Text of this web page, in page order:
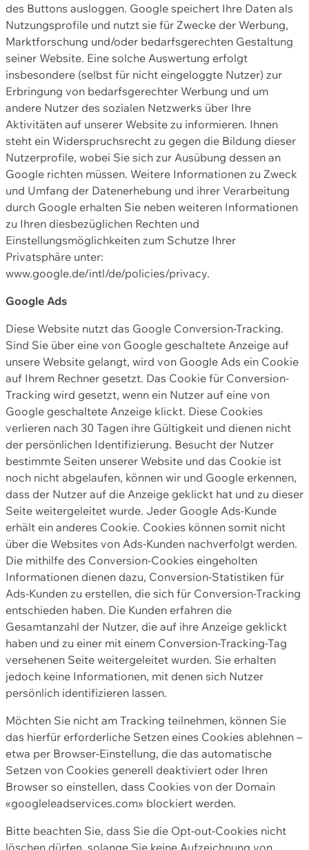
des Buttons ausloggen. Google speichert Ihre Daten als
Nutzungsprofile und nutzt sie für Zwecke der Werbung,
Marktforschung und/oder bedarfsgerechten Gestaltung
seiner Website. Eine solche Auswertung erfolgt
insbesondere (selbst für nicht eingeloggte Nutzer) zur
Erbringung von bedarfsgerechter Werbung und um
andere Nutzer des sozialen Netzwerks über Ihre
Aktivitäten auf unserer Website zu informieren. Ihnen
steht ein Widerspruchsrecht zu gegen die Bildung dieser
Nutzerprofile, wobei Sie sich zur Ausübung dessen an
Google richten müssen. Weitere Informationen zu Zweck
und Umfang der Datenerhebung und ihrer Verarbeitung
durch Google erhalten Sie neben weiteren Informationen
zu Ihren diesbezüglichen Rechten und
Einstellungsmöglichkeiten zum Schutze Ihrer
Privatsphäre unter:
www.google.de/intl/de/policies/privacy.
Google Ads
Diese Website nutzt das Google Conversion-Tracking.
Sind Sie über eine von Google geschaltete Anzeige auf
unsere Website gelangt, wird von Google Ads ein Cookie
auf Ihrem Rechner gesetzt. Das Cookie für Conversion-
Tracking wird gesetzt, wenn ein Nutzer auf eine von
Google geschaltete Anzeige klickt. Diese Cookies
verlieren nach 30 Tagen ihre Gültigkeit und dienen nicht
der persönlichen Identifizierung. Besucht der Nutzer
bestimmte Seiten unserer Website und das Cookie ist
noch nicht abgelaufen, können wir und Google erkennen,
dass der Nutzer auf die Anzeige geklickt hat und zu dieser
Seite weitergeleitet wurde. Jeder Google Ads-Kunde
erhält ein anderes Cookie. Cookies können somit nicht
über die Websites von Ads-Kunden nachverfolgt werden.
Die mithilfe des Conversion-Cookies eingeholten
Informationen dienen dazu, Conversion-Statistiken für
Ads-Kunden zu erstellen, die sich für Conversion-Tracking
entschieden haben. Die Kunden erfahren die
Gesamtanzahl der Nutzer, die auf ihre Anzeige geklickt
haben und zu einer mit einem Conversion-Tracking-Tag
versehenen Seite weitergeleitet wurden. Sie erhalten
jedoch keine Informationen, mit denen sich Nutzer
persönlich identifizieren lassen.
Möchten Sie nicht am Tracking teilnehmen, können Sie
das hierfür erforderliche Setzen eines Cookies ablehnen –
etwa per Browser-Einstellung, die das automatische
Setzen von Cookies generell deaktiviert oder Ihren
Browser so einstellen, dass Cookies von der Domain
«googleleadservices.com» blockiert werden.
Bitte beachten Sie, dass Sie die Opt-out-Cookies nicht